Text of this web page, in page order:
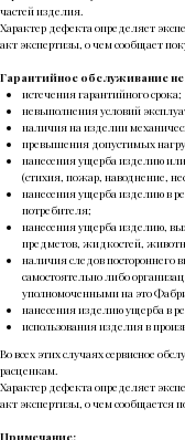
частей изделия.
Характер дефекта определяет
акт экспертизы, о чем сообщает
Гарантийное обслуживание
истечения гарантийного срока;
невыполнения условий
наличия на изделии
превышения допустимых
нанесения ущерба изделию или
(стихия, пожар, наводнение,
нанесения ущерба изделию в
потребителя;
нанесения ущерба изделию,
предметов, жидкостей,
наличия следов постороннего
самостоятельно либо
уполномоченными на это
нанесения изделию ущерба в
использования изделия в
Во всех этих случаях сервисное
расценкам.
Характер дефекта определяет
акт экспертизы, о чем сообщается
Примечание: